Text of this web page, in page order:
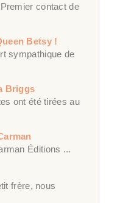
contact de
Betsy !
sympathique de
Briggs
ont été tirées au
Éditions ...
frère, nous